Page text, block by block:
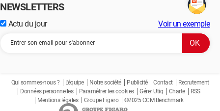
NEWSLETTERS
Actu du jour Voir un exemple
Qui sommes-nous ? L'équipe Notre société Publicité Contact
Recrutement
Données personnelles
Paramétrer les cookies Gérer Utiq Charte
RSS
Mentions légales
Groupe Figaro ©2025 CCM Benchmark